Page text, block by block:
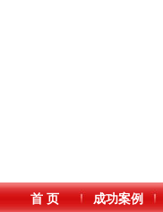
首 页 成功案例